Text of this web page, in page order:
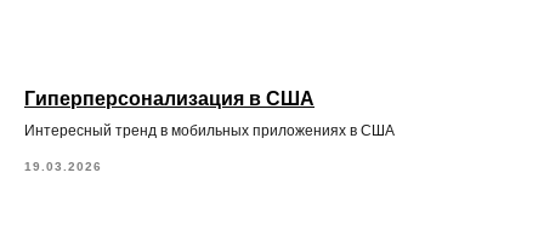
Гиперперсонализация в США
Интересный тренд в мобильных приложениях в США
19.03.2026